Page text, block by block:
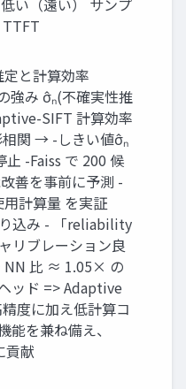
い（遠い） サンプ
TTFT
と計算効率
強み σ̂ₙ(不確実性推
SIFT 計算効率
関 → -しきい値σ̂ₙ
止 -Faiss で 200 候
善を事前に予測 -
計算量 を実証
込み - 「reliability
リブレーション良
NN 比 ≈ 1.05× の
ッド => Adaptive
度に加え低計算コ
能を兼ね備え、
貢献